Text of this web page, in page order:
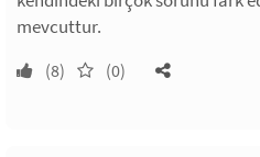
mevcuttur.
(8) (0)